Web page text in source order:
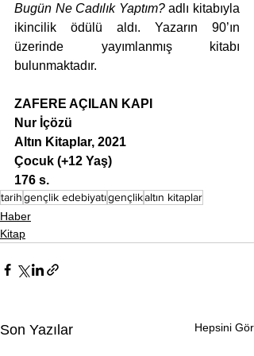
Bugün Ne Cadılık Yaptım? adlı kitabıyla
ikincilik ödülü aldı. Yazarın 90’ın
üzerinde yayımlanmış kitabı
bulunmaktadır.
ZAFERE AÇILAN KAPI
Nur İçözü
Altın Kitaplar, 2021
Çocuk (+12 Yaş)
176 s.
tarihgençlik edebiyatıgençlikaltın kitaplar
Haber
Kitap
Son Yazılar Hepsini Gör